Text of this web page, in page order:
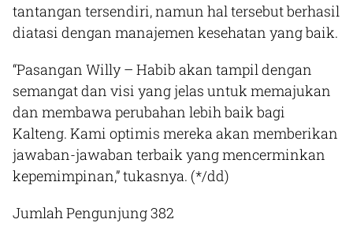
tantangan tersendiri, namun hal tersebut berhasil
diatasi dengan manajemen kesehatan yang baik.
“Pasangan Willy – Habib akan tampil dengan
semangat dan visi yang jelas untuk memajukan
dan membawa perubahan lebih baik bagi
Kalteng. Kami optimis mereka akan memberikan
jawaban-jawaban terbaik yang mencerminkan
kepemimpinan,” tukasnya. (*/dd)
Jumlah Pengunjung382